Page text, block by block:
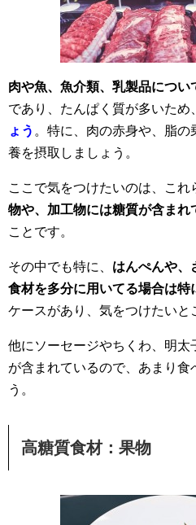
肉や魚、魚介類、乳製品につ
であり、たんぱく質が多いため、
ょう 。特に、肉の赤身や、脂
養を摂取しましょう。
ここで気をつけたいのは、これ
物や、加工物には糖質が含まれ
ことです。
その中でも特に、 はんぺんや、
食材を多分に用いてる場合は特
ケースがあり、気をつけたいと
他にソーセージやちくわ、明
が含まれているので、あまり食
う。
高糖質食材：果物